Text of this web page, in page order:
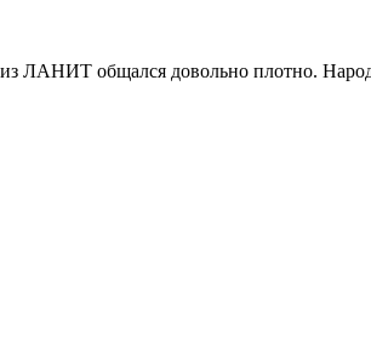
ЛАНИТ общался довольно плотно.